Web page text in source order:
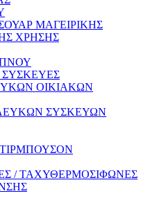
ΜΑΓΕΙΡΙΚΗΣ
ΧΡΗΣΗΣ
ΣΥΣΚΕΥΕΣ
ΟΙΚΙΑΚΩΝ
ΣΥΣΚΕΥΩΝ
/ ΤΑΧΥΘΕΡΜΟΣΙΦΩΝΕΣ